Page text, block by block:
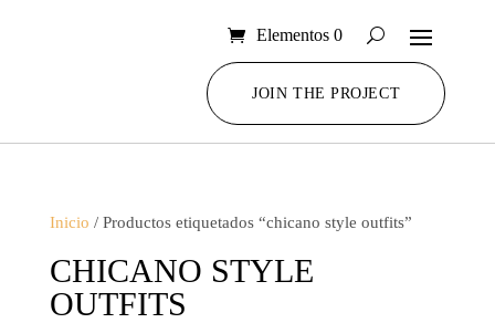
Elementos 0
JOIN THE PROJECT
Inicio / Productos etiquetados “chicano style outfits”
CHICANO STYLE
OUTFITS